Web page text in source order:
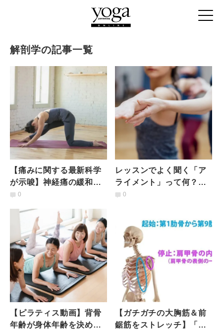
解剖学の記事一覧
【痛みに関する最新科学
が示唆】神経痛の緩和と
予防に役立つ「ナーブフ
法も解説
0
レッスンでよく聞く「ア
ライメント」って何？ア
ライメントを整える２つ
0
【ピラティス動画】背骨
年齢が身体年齢を決め
【ガチガチの大胸筋＆前
鋸筋をストレッチ】「胸